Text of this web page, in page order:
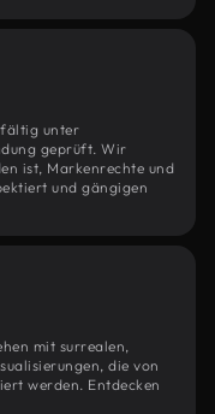
unter
geprüft. Wir
ist, Markenrechte und
und gängigen
mit surrealen,
die von
werden. Entdecken